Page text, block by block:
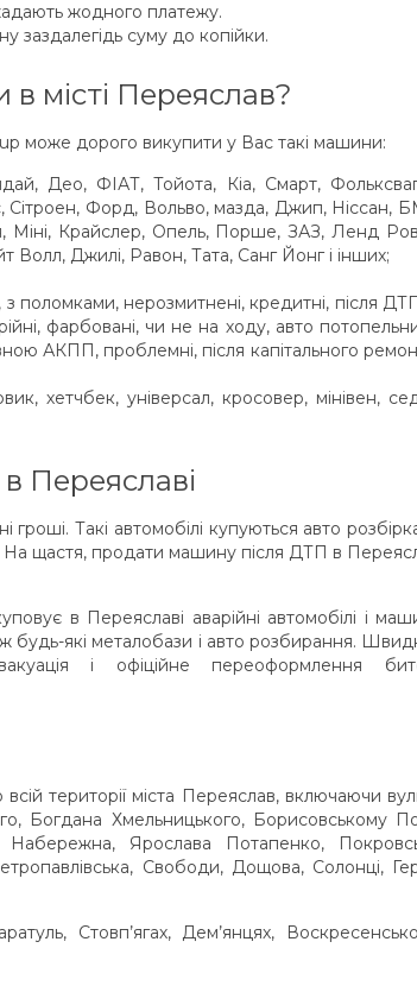
жодного платежу.
заздалегідь суму до копійки.
місті Переяслав?
може дорого викупити у Вас такі машини:
Део, ФІАТ, Тойота, Кіа, Смарт,
Форд, Вольво, мазда, Джип, Ніссан,
Міні, Крайслер, Опель, Порше, ЗАЗ, Ленд
Волл, Джилі, Равон, Тата, Санг Йонг і інших;
з поломками, нерозмитнені, кредитні, після
фарбовані, чи не на ходу, авто
АКПП, проблемні, після капітального
хетчбек, універсал, кросовер, мінівен,
Переяславі
Такі автомобілі купуються авто
На щастя, продати машину після ДТП в
в Переяславі аварійні автомобілі і
будь-які металобази і авто розбирання.
і офіційне переоформлення
території міста Переяслав, включаючи
Богдана Хмельницького, Борисовському
Ярослава Потапенко,
Свободи, Дощова, Солонці,
Стовп’ягах, Дем’янцях,